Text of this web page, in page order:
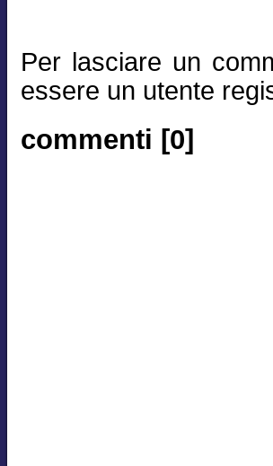
Per lasciare un
essere un utente
commenti [0]